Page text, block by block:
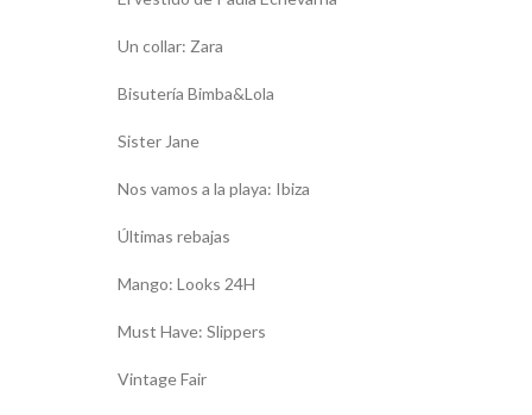
Un collar: Zara
Bisutería Bimba&Lola
Sister Jane
Nos vamos a la playa: Ibiza
Últimas rebajas
Mango: Looks 24H
Must Have: Slippers
Vintage Fair